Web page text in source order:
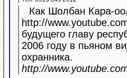
Как Шолбан Кара-
http://www.youtube.com/
будущего главу
2006 году в пьяном
охранника.
http://